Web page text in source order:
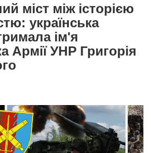
міст між історією
українська
ім'я
Армії УНР Григорія